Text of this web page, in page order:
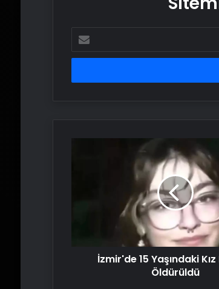
posta
adresinizi
İzmir'de 15 Yaşındaki Kız
Öldürüldü